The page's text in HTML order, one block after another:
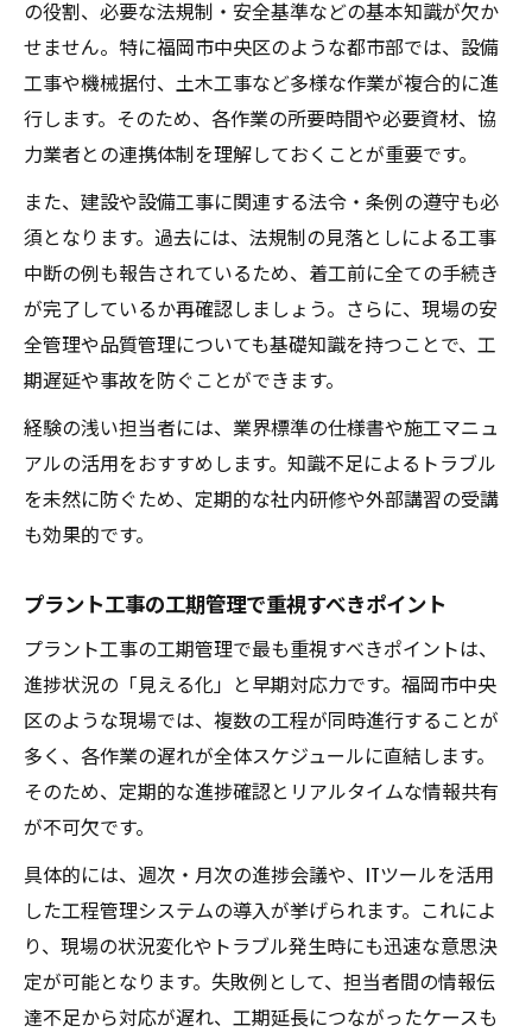
の役割、必要な法規制・安全基準などの基本知識が欠か
せません。特に福岡市中央区のような都市部では、設備
工事や機械据付、土木工事など多様な作業が複合的に進
行します。そのため、各作業の所要時間や必要資材、協
力業者との連携体制を理解しておくことが重要です。
また、建設や設備工事に関連する法令・条例の遵守も必
須となります。過去には、法規制の見落としによる工事
中断の例も報告されているため、着工前に全ての手続き
が完了しているか再確認しましょう。さらに、現場の安
全管理や品質管理についても基礎知識を持つことで、工
期遅延や事故を防ぐことができます。
経験の浅い担当者には、業界標準の仕様書や施工マニュ
アルの活用をおすすめします。知識不足によるトラブル
を未然に防ぐため、定期的な社内研修や外部講習の受講
も効果的です。
プラント工事の工期管理で重視すべきポイント
プラント工事の工期管理で最も重視すべきポイントは、
進捗状況の「見える化」と早期対応力です。福岡市中央
区のような現場では、複数の工程が同時進行することが
多く、各作業の遅れが全体スケジュールに直結します。
そのため、定期的な進捗確認とリアルタイムな情報共有
が不可欠です。
具体的には、週次・月次の進捗会議や、ITツールを活用
した工程管理システムの導入が挙げられます。これによ
り、現場の状況変化やトラブル発生時にも迅速な意思決
定が可能となります。失敗例として、担当者間の情報伝
達不足から対応が遅れ、工期延長につながったケースも